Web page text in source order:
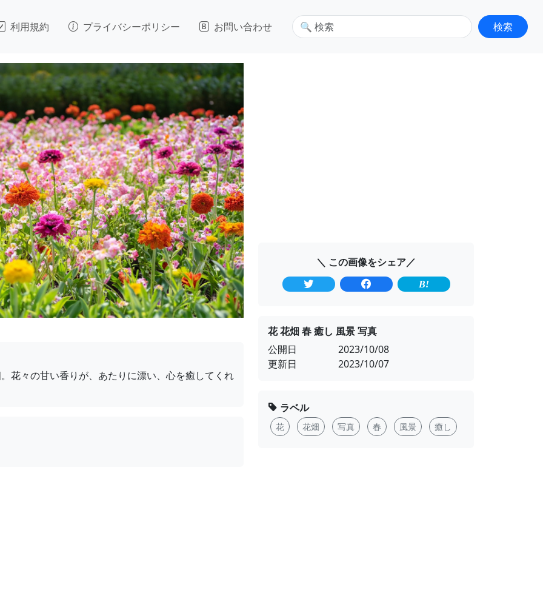
利用規約 プライバシーポリシー お問い合わせ
花々の甘い香りが、あたりに漂い、心を癒してくれ
＼ この画像をシェア／
花 花畑 春 癒し 風景 写真
公開日
2023/10/08
更新日
2023/10/07
ラベル
花 花畑 写真 春 風景 癒し